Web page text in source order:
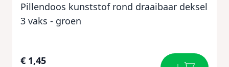
Pillendoos kunststof rond draaibaar deksel
3 vaks - groen
€ 1,45